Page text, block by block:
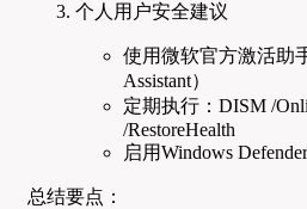
个人用户安全建议
使用微软官方激活助
Assistant）
定期执行：DISM /
/RestoreHealth
启用Windows
总结要点：